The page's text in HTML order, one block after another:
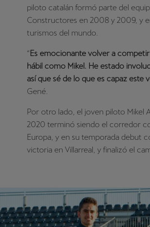
piloto catalán formó parte del
Constructores en 2008 y 2009, y
turismos del mundo.
“Es emocionante volver a
hábil como Mikel. He estado
así que sé de lo que es capaz este
Gené.
Por otro lado, el joven piloto Mikel
2020 terminó siendo el corredor
Europa, y en su temporada debut
victoria en Villarreal, y finalizó el